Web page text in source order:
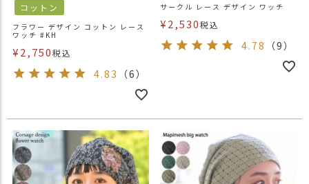
コットン
フラワー デザイン コットン レース
ワッチ #KH
¥2,750税込
4.83 （6）
サークル レース デザイン ワッチ
¥2,530税込
4.78 （9）